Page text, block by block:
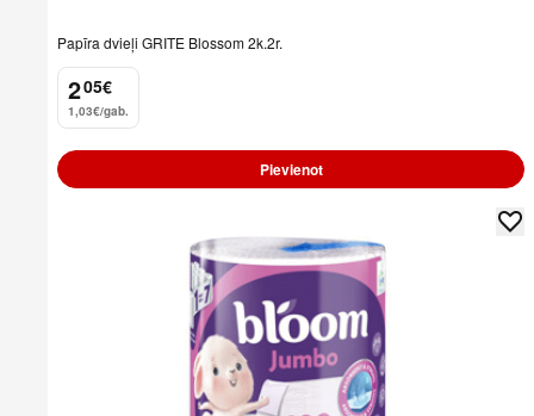
Papīra dvieļi GRITE Blossom 2k.2r.
2
. 05€
1,03€/gab.
Pievienot